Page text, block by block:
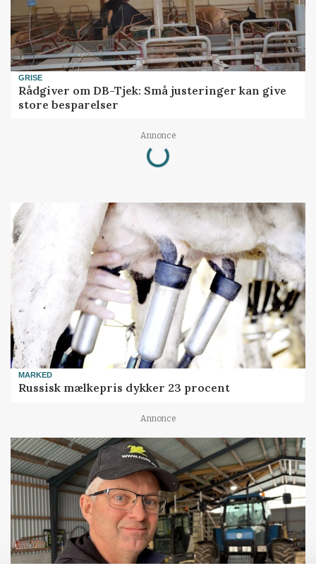
GRISE
Rådgiver om DB-Tjek: Små justeringer kan give
store besparelser
Annonce
Loading...
MARKED
Russisk mælkepris dykker 23 procent
Annonce